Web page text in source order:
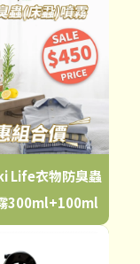
Life衣物防臭蟲
300ml+100ml